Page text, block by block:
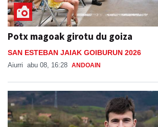
Potx magoak girotu du goiza
SAN ESTEBAN JAIAK GOIBURUN 2026
Aiurri abu 08, 16:28 ANDOAIN